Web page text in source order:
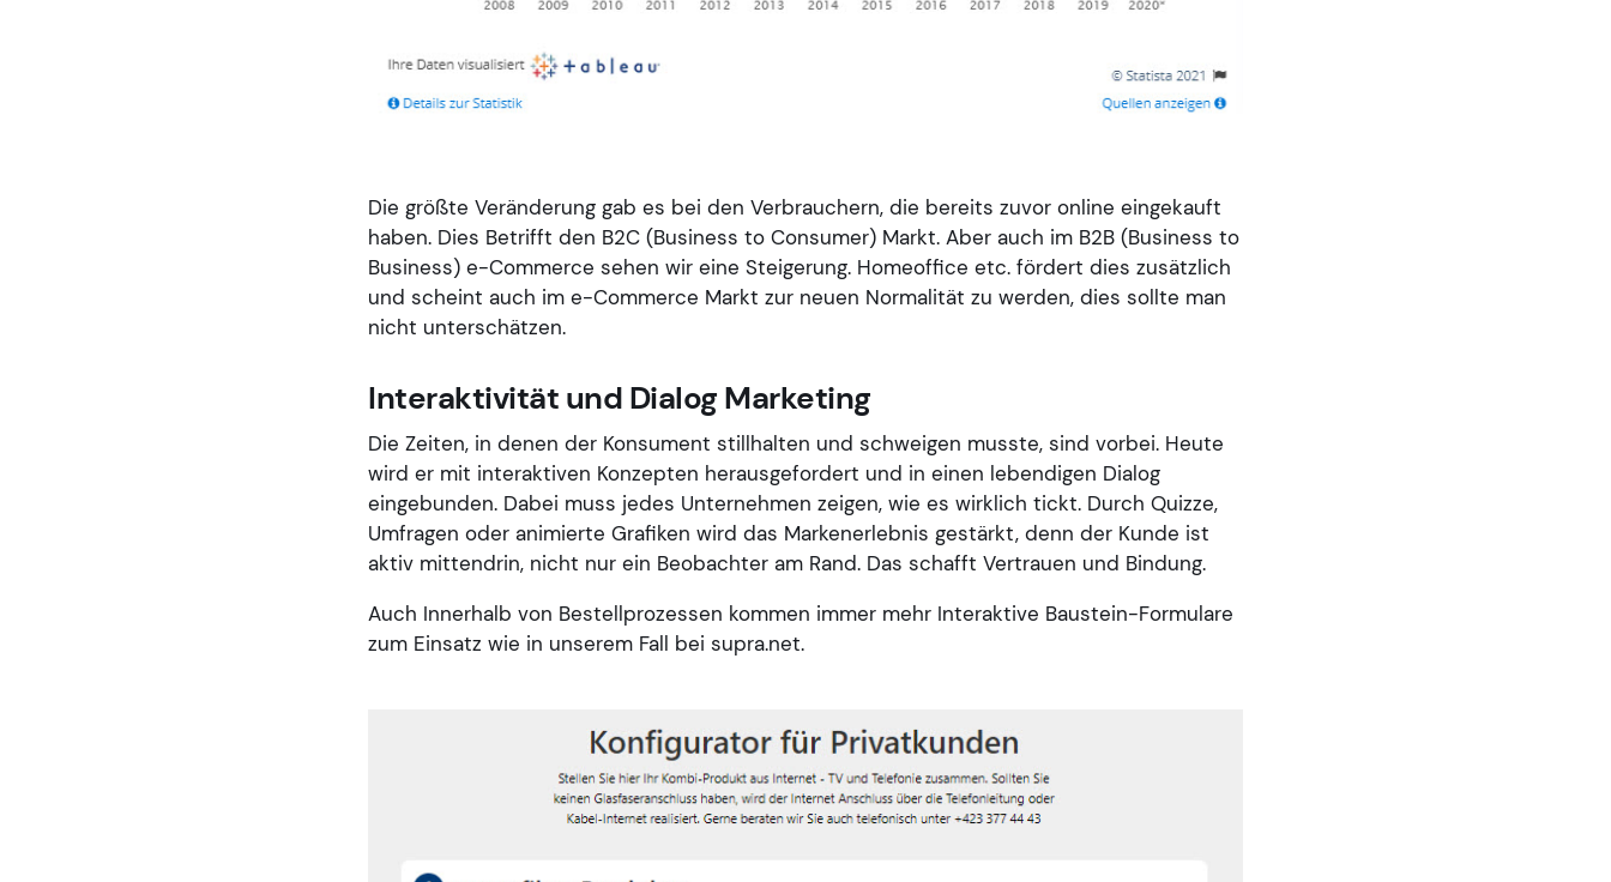
Die größte Veränderung gab es bei den Verbrauchern, die bereits zuvor online eingekauft
haben. Dies Betrifft den B2C (Business to Consumer) Markt. Aber auch im B2B (Business to
Business) e-Commerce sehen wir eine Steigerung. Homeoffice etc. fördert dies zusätzlich
und scheint auch im e-Commerce Markt zur neuen Normalität zu werden, dies sollte man
nicht unterschätzen.
Interaktivität und Dialog Marketing
Die Zeiten, in denen der Konsument stillhalten und schweigen musste, sind vorbei. Heute
wird er mit interaktiven Konzepten herausgefordert und in einen lebendigen Dialog
eingebunden. Dabei muss jedes Unternehmen zeigen, wie es wirklich tickt. Durch Quizze,
Umfragen oder animierte Grafiken wird das Markenerlebnis gestärkt, denn der Kunde ist
aktiv mittendrin, nicht nur ein Beobachter am Rand. Das schafft Vertrauen und Bindung.
Auch Innerhalb von Bestellprozessen kommen immer mehr Interaktive Baustein-Formulare
zum Einsatz wie in unserem Fall bei supra.net.